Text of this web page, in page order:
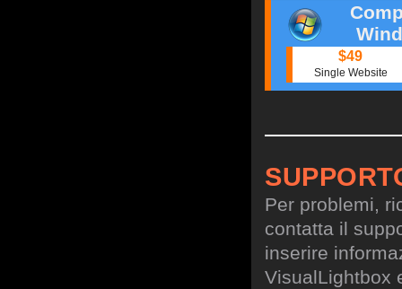
$49
Single Website
Per problemi,
contatta il
inserire
VisualLightbox